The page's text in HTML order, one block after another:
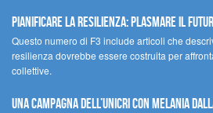
Pianificare la resilienza: plasmare il
Questo numero di F3 include articoli che
resilienza dovrebbe essere costruita per
collettive.
Una campagna dell’UNICRI con Melania